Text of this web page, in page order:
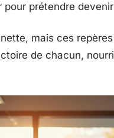
prétendre
mais ces
de chacun,